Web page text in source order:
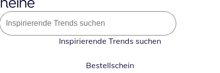
Inspirierende Trends suchen
Bestellschein